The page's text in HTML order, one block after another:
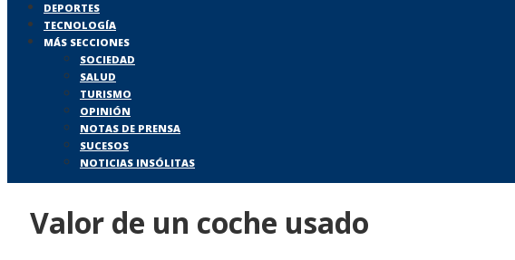
DEPORTES
TECNOLOGÍA
MÁS SECCIONES
SOCIEDAD
SALUD
TURISMO
OPINIÓN
NOTAS DE PRENSA
SUCESOS
NOTICIAS INSÓLITAS
Valor de un coche usado